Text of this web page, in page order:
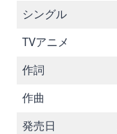
シングル
TVアニメ
作詞
作曲
発売日